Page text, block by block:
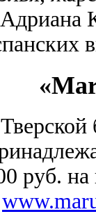
руб. на